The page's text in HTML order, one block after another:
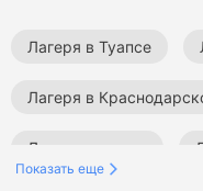
Лагеря в Туапсе
Лагеря в
Лагеря на море
Показать еще